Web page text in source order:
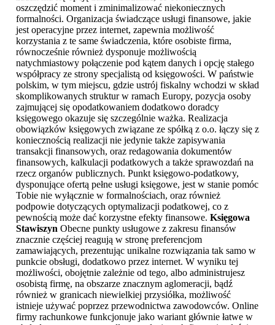
oszczędzić moment i zminimalizować niekoniecznych
formalności. Organizacja świadczące usługi finansowe, jakie
jest operacyjne przez internet, zapewnia możliwość
korzystania z te same świadczenia, które osobiste firma,
równocześnie również dysponuje możliwością
natychmiastowy połączenie pod kątem danych i opcję stałego
współpracy ze strony specjalistą od księgowości. W państwie
polskim, w tym miejscu, gdzie ustrój fiskalny wchodzi w skład
skomplikowanych struktur w ramach Europy, pozycja osoby
zajmującej się opodatkowaniem dodatkowo doradcy
księgowego okazuje się szczególnie ważka. Realizacja
obowiązków księgowych związane ze spółką z o.o. łączy się z
koniecznością realizacji nie jedynie także zapisywania
transakcji finansowych, oraz redagowania dokumentów
finansowych, kalkulacji podatkowych a także sprawozdań na
rzecz organów publicznych. Punkt księgowo-podatkowy,
dysponujące ofertą pełne usługi księgowe, jest w stanie pomóc
Tobie nie wyłącznie w formalnościach, oraz również
podpowie dotyczących optymalizacji podatkowej, co z
pewnością może dać korzystne efekty finansowe. Księgowa
Stawiszyn Obecne punkty usługowe z zakresu finansów
znacznie częściej reagują w stronę preferencjom
zamawiających, prezentując unikalne rozwiązania tak samo w
punkcie obsługi, dodatkowo przez internet. W wyniku tej
możliwości, obojętnie zależnie od tego, albo administrujesz
osobistą firmę, na obszarze znacznym aglomeracji, bądź
również w granicach niewielkiej przysiółka, możliwość
istnieje używać poprzez przewodnictwa zawodowców. Online
firmy rachunkowe funkcjonuje jako wariant głównie łatwe w